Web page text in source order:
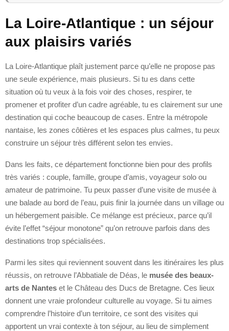
La Loire-Atlantique : un séjour
aux plaisirs variés
La Loire-Atlantique plaît justement parce qu’elle ne propose pas
une seule expérience, mais plusieurs. Si tu es dans cette
situation où tu veux à la fois voir des choses, respirer, te
promener et profiter d’un cadre agréable, tu es clairement sur une
destination qui coche beaucoup de cases. Entre la métropole
nantaise, les zones côtières et les espaces plus calmes, tu peux
construire un séjour très différent selon tes envies.
Dans les faits, ce département fonctionne bien pour des profils
très variés : couple, famille, groupe d’amis, voyageur solo ou
amateur de patrimoine. Tu peux passer d’une visite de musée à
une balade au bord de l’eau, puis finir la journée dans un village ou
un hébergement paisible. Ce mélange est précieux, parce qu’il
évite l’effet “séjour monotone” qu’on retrouve parfois dans des
destinations trop spécialisées.
Parmi les sites qui reviennent souvent dans les itinéraires les plus
réussis, on retrouve l’Abbatiale de Déas, le musée des beaux-
arts de Nantes et le Château des Ducs de Bretagne. Ces lieux
donnent une vraie profondeur culturelle au voyage. Si tu aimes
comprendre l’histoire d’un territoire, ce sont des visites qui
apportent un vrai contexte à ton séjour, au lieu de simplement